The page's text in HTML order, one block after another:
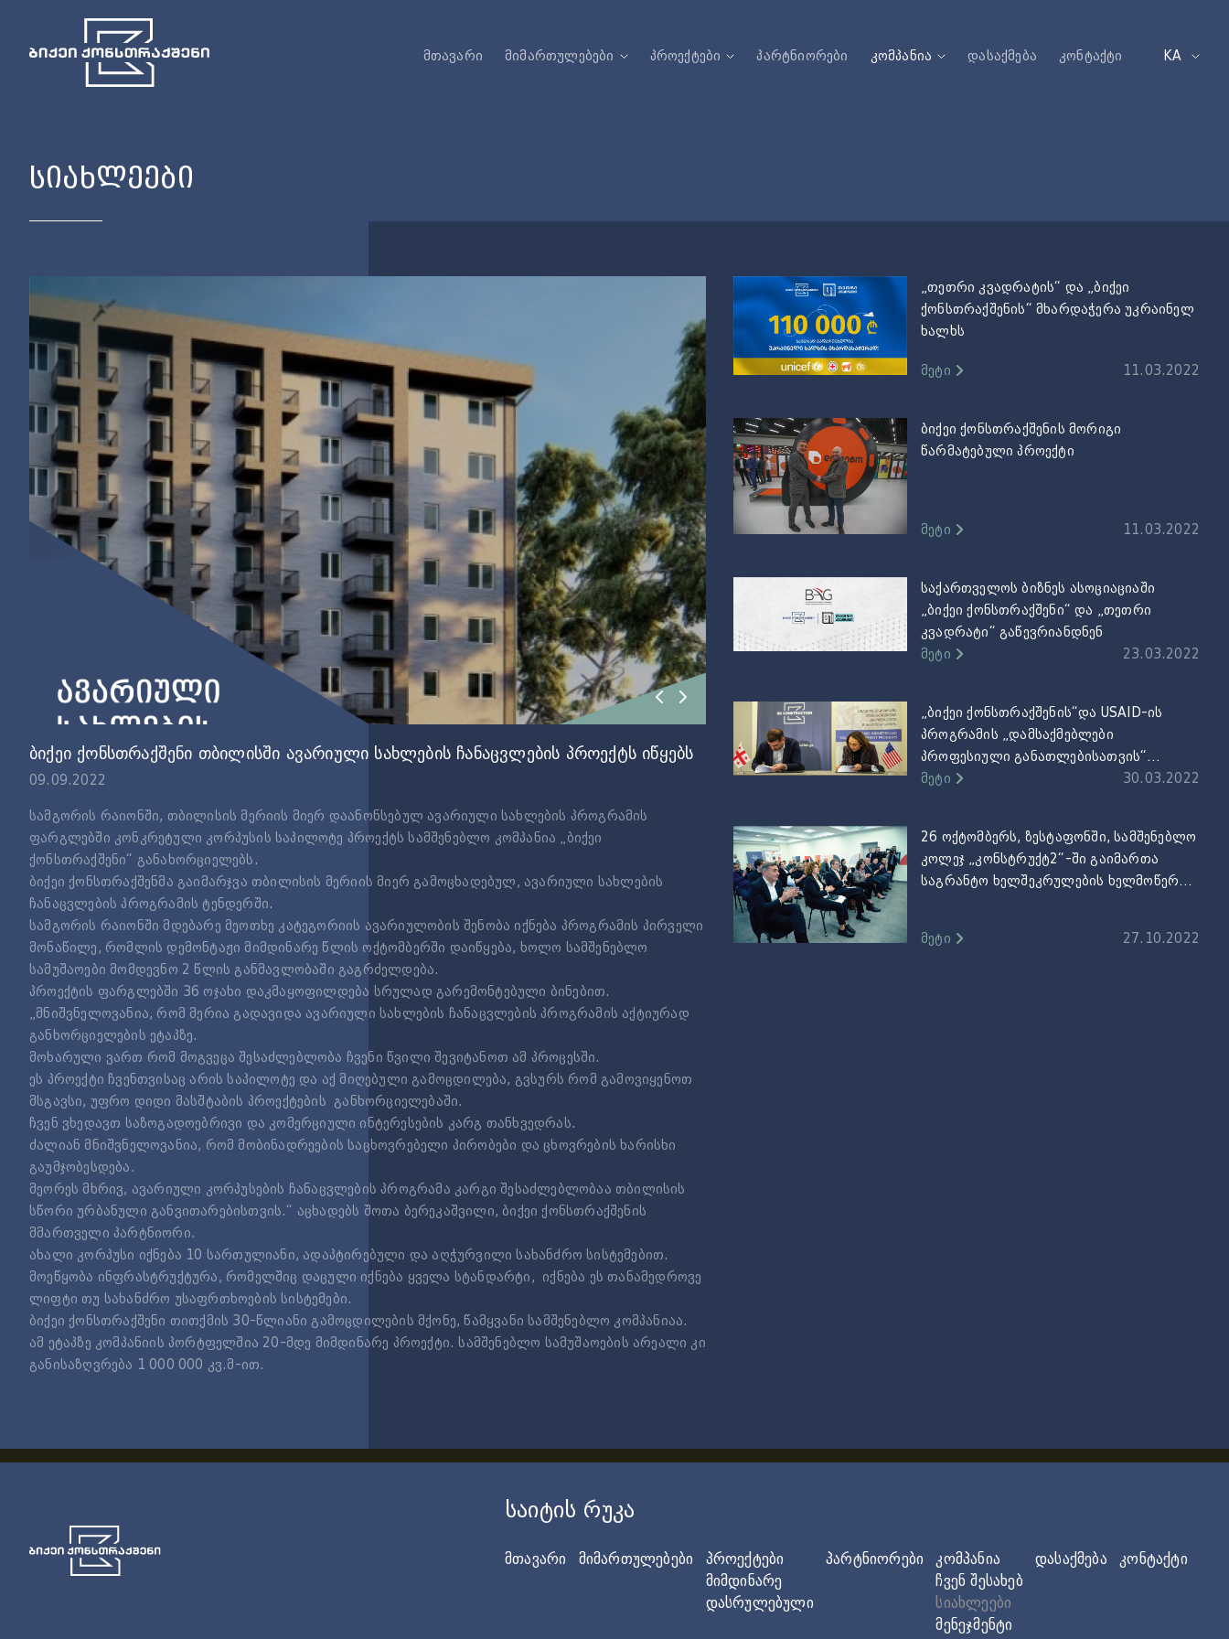
მთავარი მიმართულებები პროექტები პარტნიორები კომპანია დასაქმება კონტაქტი KA
ᲡᲘᲐᲮᲚᲔᲔᲑᲘ
ბიქეი ქონსთრაქშენი თბილისში ავარიული სახლების ჩანაცვლების პროექტს იწყებს
09.09.2022
სამგორის რაიონში, თბილისის მერიის მიერ დაანონსებულ ავარიული სახლების პროგრამის
ფარგლებში კონკრეტული კორპუსის საპილოტე პროექტს სამშენებლო კომპანია „ბიქეი
ქონსთრაქშენი“ განახორციელებს.
ბიქეი ქონსთრაქშენმა გაიმარჯვა თბილისის მერიის მიერ გამოცხადებულ, ავარიული სახლების
ჩანაცვლების პროგრამის ტენდერში.
სამგორის რაიონში მდებარე მეოთხე კატეგორიის ავარიულობის შენობა იქნება პროგრამის პირველი
მონაწილე, რომლის დემონტაჟი მიმდინარე წლის ოქტომბერში დაიწყება, ხოლო სამშენებლო
სამუშაოები მომდევნო 2 წლის განმავლობაში გაგრძელდება.
პროექტის ფარგლებში 36 ოჯახი დაკმაყოფილდება სრულად გარემონტებული ბინებით.
„მნიშვნელოვანია, რომ მერია გადავიდა ავარიული სახლების ჩანაცვლების პროგრამის აქტიურად
განხორციელების ეტაპზე.
მოხარული ვართ რომ მოგვეცა შესაძლებლობა ჩვენი წვილი შევიტანოთ ამ პროცესში.
ეს პროექტი ჩვენთვისაც არის საპილოტე და აქ მიღებული გამოცდილება, გვსურს რომ გამოვიყენოთ
მსგავსი, უფრო დიდი მასშტაბის პროექტების განხორციელებაში.
ჩვენ ვხედავთ საზოგადოებრივი და კომერციული ინტერესების კარგ თანხვედრას.
ძალიან მნიშვნელოვანია, რომ მობინადრეების საცხოვრებელი პირობები და ცხოვრების ხარისხი
გაუმჯობესდება.
მეორეს მხრივ, ავარიული კორპუსების ჩანაცვლების პროგრამა კარგი შესაძლებლობაა თბილისის
სწორი ურბანული განვითარებისთვის.“ აცხადებს შოთა ბერეკაშვილი, ბიქეი ქონსთრაქშენის
მმართველი პარტნიორი.
ახალი კორპუსი იქნება 10 სართულიანი, ადაპტირებული და აღჭურვილი სახანძრო სისტემებით.
მოეწყობა ინფრასტრუქტურა, რომელშიც დაცული იქნება ყველა სტანდარტი, იქნება ეს თანამედროვე
ლიფტი თუ სახანძრო უსაფრთხოების სისტემები.
ბიქეი ქონსთრაქშენი თითქმის 30-წლიანი გამოცდილების მქონე, წამყვანი სამშენებლო კომპანიაა.
ამ ეტაპზე კომპანიის პორტფელშია 20-მდე მიმდინარე პროექტი. სამშენებლო სამუშაოების არეალი კი
განისაზღვრება 1 000 000 კვ.მ-ით.
„თეთრი კვადრატის“ და „ბიქეი
ქონსთრაქშენის“ მხარდაჭერა უკრაინელ
ხალხს
მეტი 11.03.2022
ბიქეი ქონსთრაქშენის მორიგი
წარმატებული პროექტი
მეტი 11.03.2022
საქართველოს ბიზნეს ასოციაციაში
„ბიქეი ქონსთრაქშენი“ და „თეთრი
კვადრატი“ გაწევრიანდნენ
მეტი
23.03.2022
„ბიქეი ქონსთრაქშენის“და USAID-ის
პროგრამის „დამსაქმებლები
პროფესიული განათლებისათვის“
ერთობლივი ინიციატივა
მეტი 30.03.2022
26 ოქტომბერს, ზესტაფონში, სამშენებლო
კოლეჯ „კონსტრუქტ2“-ში გაიმართა
საგრანტო ხელშეკრულების ხელმოწერის
მეტი
27.10.2022
საიტის რუკა
მთავარი მიმართულებები
პროექტები
მიმდინარე
დასრულებული
პარტნიორები
კომპანია
ჩვენ შესახებ
სიახლეები
მენეჯმენტი
დასაქმება კონტაქტი